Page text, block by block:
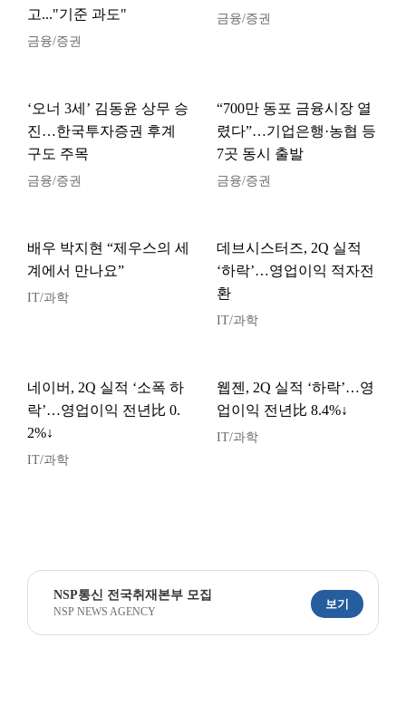
고..."기준 과도"
금융/증권
금융/증권
‘오너 3세’ 김동윤 상무 승
진…한국투자증권 후계
구도 주목
금융/증권
“700만 동포 금융시장 열
렸다”…기업은행·농협 등
7곳 동시 출발
금융/증권
배우 박지현 “제우스의 세
계에서 만나요”
IT/과학
데브시스터즈, 2Q 실적
‘하락’…영업이익 적자전
환
IT/과학
네이버, 2Q 실적 ‘소폭 하
락’…영업이익 전년比 0.
2%↓
IT/과학
웹젠, 2Q 실적 ‘하락’…영
업이익 전년比 8.4%↓
IT/과학
NSP통신 전국취재본부 모집
NSP NEWS AGENCY
보기